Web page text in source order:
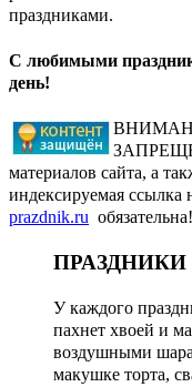
праздниками.
С любимыми
день!
материалов сайта, а
индексируемая ссылка
prazdnik.ru обязательна!
ПРАЗДНИКИ
У каждого
пахнет хвоей и
воздушными
макушке торта,